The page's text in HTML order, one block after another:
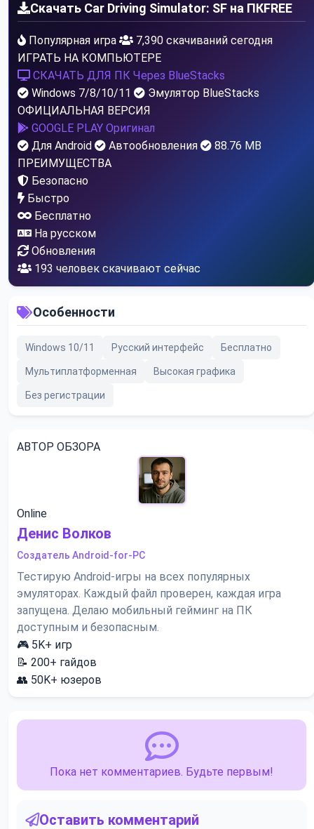
Скачать Car Driving Simulator: SF на ПКFREE
Популярная игра
7,390 скачиваний сегодня
ИГРАТЬ НА КОМПЬЮТЕРЕ
СКАЧАТЬ ДЛЯ ПК Через BlueStacks
Windows 7/8/10/11
Эмулятор BlueStacks
ОФИЦИАЛЬНАЯ ВЕРСИЯ
GOOGLE PLAY Оригинал
Для Android
Автообновления
88.76 MB
ПРЕИМУЩЕСТВА
Безопасно
Быстро
Бесплатно
На русском
Обновления
188 человек скачивают сейчас
Особенности
Windows 10/11 Русский интерфейс Бесплатно
Мультиплатформенная Высокая графика
Без регистрации
АВТОР ОБЗОРА
Online
Денис Волков
Создатель Android-for-PC
Тестирую Android-игры на всех популярных
эмуляторах. Каждый файл проверен, каждая игра
запущена. Делаю мобильный гейминг на ПК
доступным и безопасным.
🎮 5K+ игр
📝 200+ гайдов
👥 50K+ юзеров
Пока нет комментариев. Будьте первым!
Оставить комментарий